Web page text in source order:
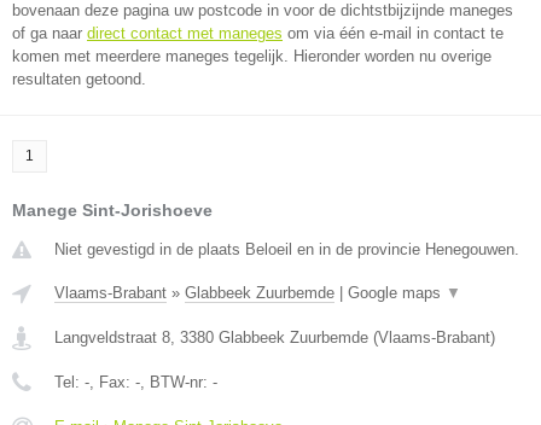
bovenaan deze pagina uw postcode in voor de dichtstbijzijnde maneges
of ga naar direct contact met maneges om via één e-mail in contact te
komen met meerdere maneges tegelijk. Hieronder worden nu overige
resultaten getoond.
1
Manege Sint-Jorishoeve
Niet gevestigd in de plaats Beloeil en in de provincie Henegouwen.
Vlaams-Brabant » Glabbeek Zuurbemde Google maps ▼
Langveldstraat 8, 3380 Glabbeek Zuurbemde (Vlaams-Brabant)
Tel: -, Fax: -, BTW-nr: -